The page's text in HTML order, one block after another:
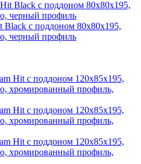
с поддоном 80x80х195,
черный профиль